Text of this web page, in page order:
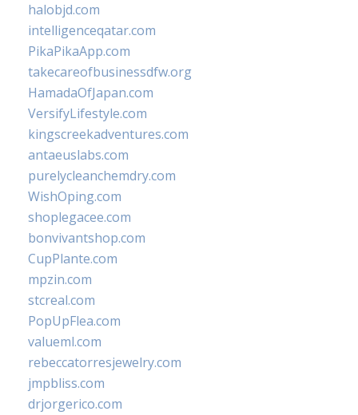
halobjd.com
intelligenceqatar.com
PikaPikaApp.com
takecareofbusinessdfw.org
HamadaOfJapan.com
VersifyLifestyle.com
kingscreekadventures.com
antaeuslabs.com
purelycleanchemdry.com
WishOping.com
shoplegacee.com
bonvivantshop.com
CupPlante.com
mpzin.com
stcreal.com
PopUpFlea.com
valueml.com
rebeccatorresjewelry.com
jmpbliss.com
drjorgerico.com